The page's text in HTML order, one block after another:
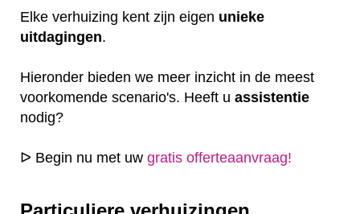
Elke verhuizing kent zijn eigen unieke
uitdagingen.
Hieronder bieden we meer inzicht in de meest
voorkomende scenario's. Heeft u assistentie
nodig?
ᐅ Begin nu met uw gratis offerteaanvraag!